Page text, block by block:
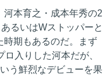
本育之・成本年秀の2
るいはWストッパーと
時期もあるのだ。まず
入りした河本だが、
う鮮烈なデビューを果